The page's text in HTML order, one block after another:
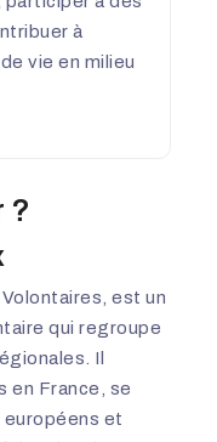
à
vie en milieu
?
Volontaires, est un
qui regroupe
Il
en France, se
et